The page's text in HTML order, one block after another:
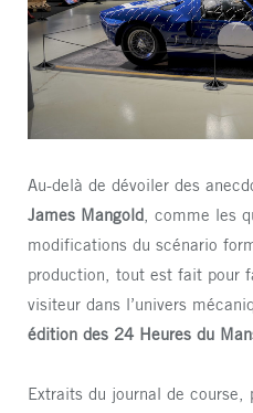
Au-delà de dévoiler des
James Mangold , comme les
modifications du scénario
production, tout est fait pour
visiteur dans l’univers
édition des 24 Heures du
Extraits du journal de course,